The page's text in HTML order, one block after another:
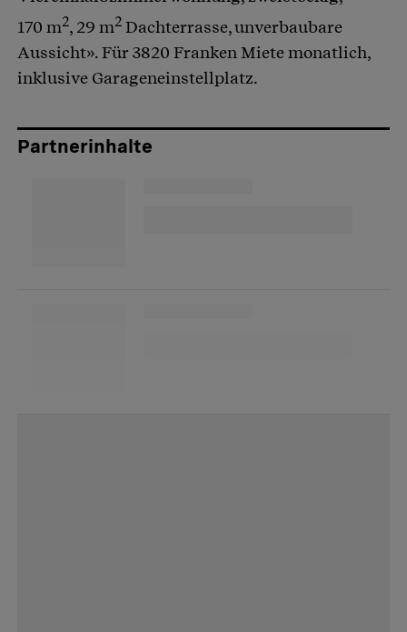
170 m2, 29 m2 Dachterrasse, unverbaubare
Aussicht». Für 3820 Franken Miete monatlich,
inklusive Garageneinstellplatz.
Partnerinhalte